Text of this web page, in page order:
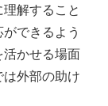
解すること
できるよう
活かせる場面
外部の助け